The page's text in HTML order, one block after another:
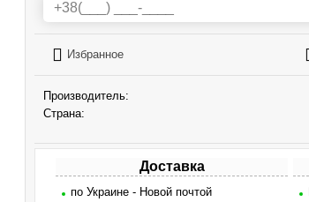
Избранное
Производитель:
Страна:
Доставка
по Украине - Новой почтой